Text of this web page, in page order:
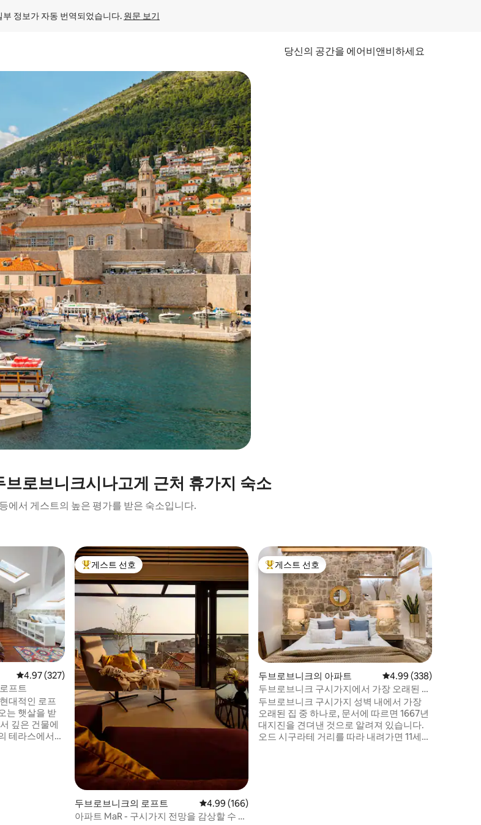
부 정보가 자동 번역되었습니다. 원문 보기
당신의 공간을 에어비앤비하세요
으로 탐색하세요.
브로브니크시나고게 근처 휴가지 숙소
에서 게스트의 높은 평가를 받은 숙소입니다.
평점 4.97점(5점 만점), 후기 327개
4.97 (327)
프트
대적인 로프
는 햇살을 받
깊은 건물에
테라스에서
상위 게스트 선호
게스트 선호
두브로브니크의 로프트 평점 4.99점(5점 만점), 후기 166개
4.99 (166)
아파트 MaR - 구시가지 전망을 감상할 수 있
상위 게스트 선호
게스트 선호
두브로브니크의 아파트 평점 4.99점(5점 만점),
4.99 (338)
두브로브니크 구시가지에서 가장 오래된 집
중 하나에서 보내는 하룻밤
두브로브니크 구시가지 성벽 내에서 가장
오래된 집 중 하나로, 문서에 따르면 1667년
대지진을 견뎌낸 것으로 알려져 있습니다.
오드 시구라테 거리를 따라 내려가면 11세기